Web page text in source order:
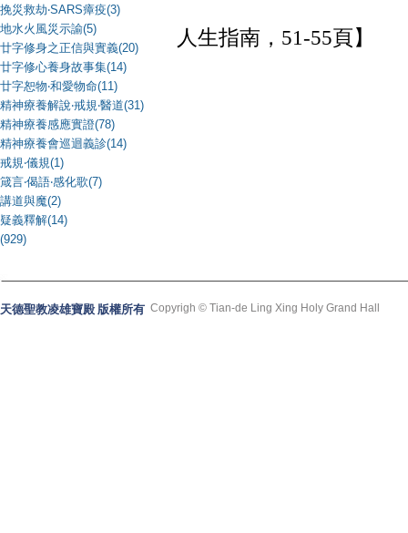
挽災救劫‧SARS瘴疫(3)
地水火風災示諭(5)
廿字修身之正信與實義(20)
廿字修心養身故事集(14)
廿字恕物‧和愛物命(11)
精神療養解說‧戒規‧醫道(31)
精神療養感應實證(78)
精神療養會巡迴義診(14)
戒規‧儀規(1)
箴言‧偈語‧感化歌(7)
講道與魔(2)
疑義釋解(14)
(929)
人生指南，51-55頁】
天德聖教凌雄寶殿 版權所有 Copyrigh © Tian-de Ling Xing Holy Grand Hall